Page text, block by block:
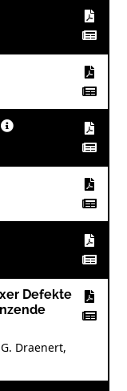
Defekte
Draenert,